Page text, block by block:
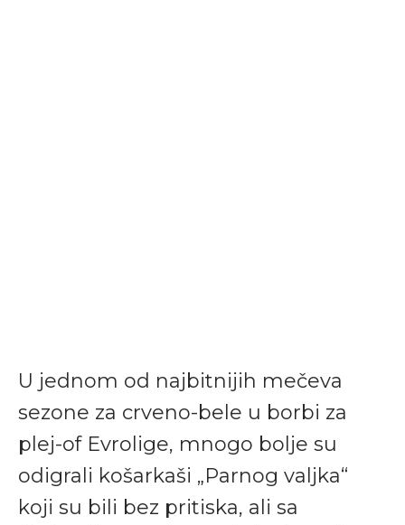
U jednom od najbitnijih mečeva
sezone za crveno-bele u borbi za
plej-of Evrolige, mnogo bolje su
odigrali košarkaši „Parnog valjka“
koji su bili bez pritiska, ali sa